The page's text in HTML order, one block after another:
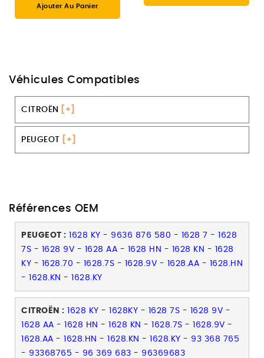
Ajouter Au Panier
Véhicules Compatibles
CITROËN [+]
PEUGEOT [+]
Références OEM
PEUGEOT :
1628 KY - 9636 876 580 - 1628 7 - 1628
7S - 1628 9V - 1628 AA - 1628 HN - 1628 KN - 1628
KY - 1628.70 - 1628.7S - 1628.9V - 1628.AA - 1628.HN
- 1628.KN - 1628.KY
CITROËN :
1628 KY - 1628KY - 1628 7S - 1628 9V -
1628 AA - 1628 HN - 1628 KN - 1628.7S - 1628.9V -
1628.AA - 1628.HN - 1628.KN - 1628.KY - 93 368 765
- 93368765 - 96 369 683 - 96369683